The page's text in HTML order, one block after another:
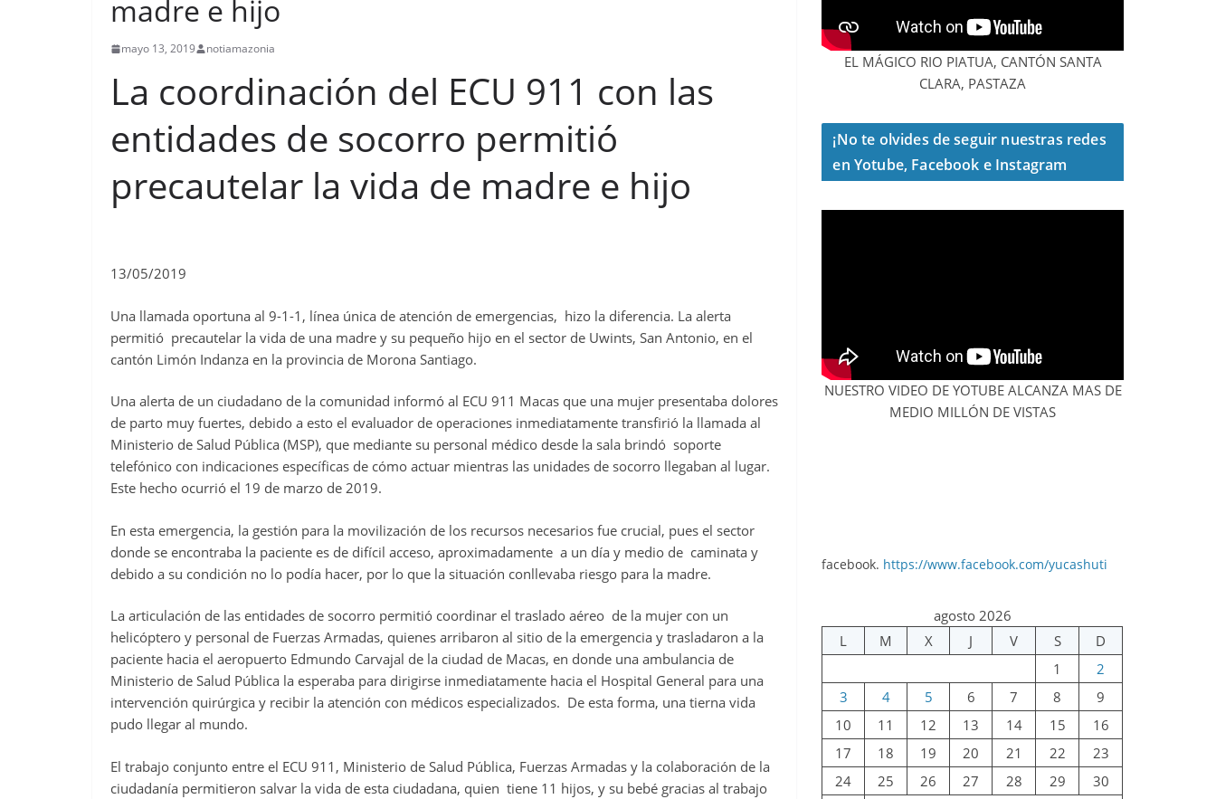
madre e hijo
mayo 13, 2019 notiamazonia
La coordinación del ECU 911 con las
entidades de socorro permitió
precautelar la vida de madre e hijo
13/05/2019
Una llamada oportuna al 9-1-1, línea única de atención de emergencias, hizo la diferencia. La alerta
permitió precautelar la vida de una madre y su pequeño hijo en el sector de Uwints, San Antonio, en el
cantón Limón Indanza en la provincia de Morona Santiago.
Una alerta de un ciudadano de la comunidad informó al ECU 911 Macas que una mujer presentaba dolores
de parto muy fuertes, debido a esto el evaluador de operaciones inmediatamente transfirió la llamada al
Ministerio de Salud Pública (MSP), que mediante su personal médico desde la sala brindó soporte
telefónico con indicaciones específicas de cómo actuar mientras las unidades de socorro llegaban al lugar.
Este hecho ocurrió el 19 de marzo de 2019.
En esta emergencia, la gestión para la movilización de los recursos necesarios fue crucial, pues el sector
donde se encontraba la paciente es de difícil acceso, aproximadamente a un día y medio de caminata y
debido a su condición no lo podía hacer, por lo que la situación conllevaba riesgo para la madre.
La articulación de las entidades de socorro permitió coordinar el traslado aéreo de la mujer con un
helicóptero y personal de Fuerzas Armadas, quienes arribaron al sitio de la emergencia y trasladaron a la
paciente hacia el aeropuerto Edmundo Carvajal de la ciudad de Macas, en donde una ambulancia de
Ministerio de Salud Pública la esperaba para dirigirse inmediatamente hacia el Hospital General para una
intervención quirúrgica y recibir la atención con médicos especializados. De esta forma, una tierna vida
pudo llegar al mundo.
El trabajo conjunto entre el ECU 911, Ministerio de Salud Pública, Fuerzas Armadas y la colaboración de la
ciudadanía permitieron salvar la vida de esta ciudadana, quien tiene 11 hijos, y su bebé gracias al trabajo
EL MÁGICO RIO PIATUA, CANTÓN SANTA
CLARA, PASTAZA
¡No te olvides de seguir nuestras redes
en Yotube, Facebook e Instagram
NUESTRO VIDEO DE YOTUBE ALCANZA MAS DE
MEDIO MILLÓN DE VISTAS
facebook. https://www.facebook.com/yucashuti
agosto 2026
L
M X J V S
D
1
2
3
4 5 6 7 8
9
10
11 12 13 14 15
16
17
18 19 20 21 22
23
24
25 26 27 28 29
30